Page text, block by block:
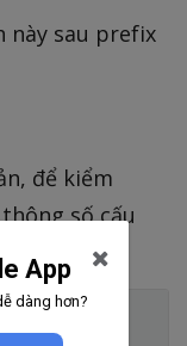
này sau prefix
để kiểm
số cấu
App
dàng hơn?